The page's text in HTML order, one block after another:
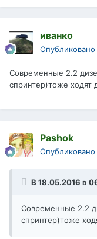
иванко
Опубликовано
Современные 2.2
спринтер)тоже ходят
Pashok
Опубликовано
В 18.05.2016 в
Современные 2.2
спринтер)тоже